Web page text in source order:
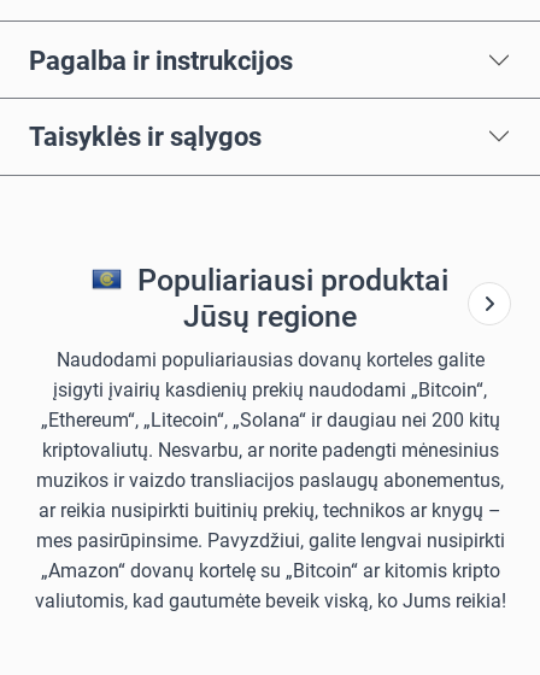
Pagalba ir instrukcijos
Taisyklės ir sąlygos
Populiariausi produktai
Jūsų regione
Naudodami populiariausias dovanų korteles galite
įsigyti įvairių kasdienių prekių naudodami „Bitcoin“,
„Ethereum“, „Litecoin“, „Solana“ ir daugiau nei 200 kitų
kriptovaliutų. Nesvarbu, ar norite padengti mėnesinius
muzikos ir vaizdo transliacijos paslaugų abonementus,
ar reikia nusipirkti buitinių prekių, technikos ar knygų –
mes pasirūpinsime. Pavyzdžiui, galite lengvai nusipirkti
„Amazon“ dovanų kortelę su „Bitcoin“ ar kitomis kripto
valiutomis, kad gautumėte beveik viską, ko Jums reikia!